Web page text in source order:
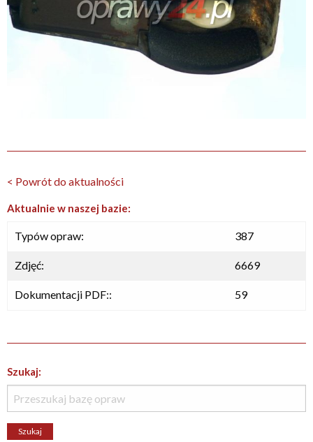
< Powrót do aktualności
Aktualnie w naszej bazie:
Typów opraw: 387
Zdjęć: 6669
Dokumentacji PDF:: 59
Szukaj: